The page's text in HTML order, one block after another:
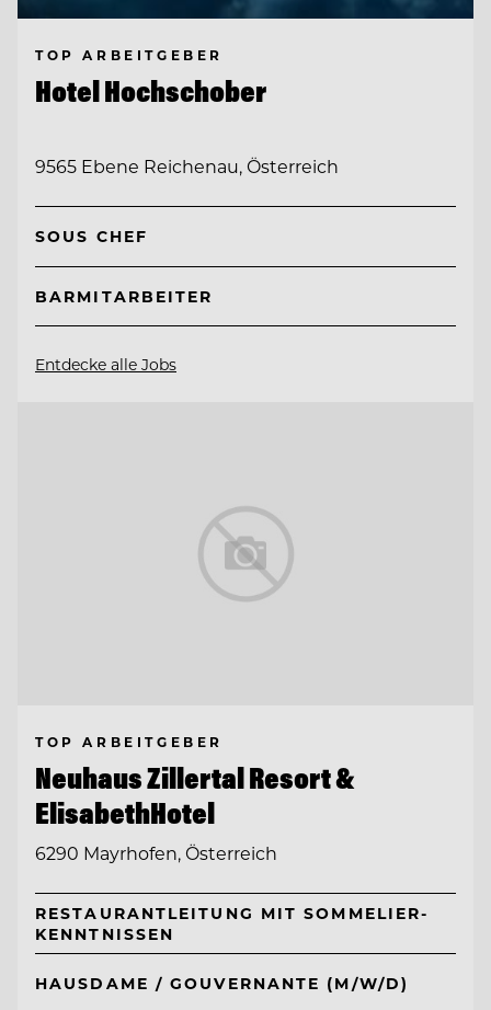
TOP ARBEITGEBER
Hotel Hochschober
9565 Ebene Reichenau, Österreich
SOUS CHEF
BARMITARBEITER
Entdecke alle Jobs
TOP ARBEITGEBER
Neuhaus Zillertal Resort &
ElisabethHotel
6290 Mayrhofen, Österreich
RESTAURANTLEITUNG MIT SOMMELIER-
KENNTNISSEN
HAUSDAME / GOUVERNANTE (M/W/D)